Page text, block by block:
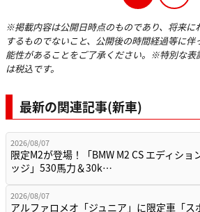
※掲載内容は公開日時点のものであり、将来に
するものでないこと、公開後の時間経過等に
能性があることをご了承ください。※特別な表
は税込です。
最新の関連記事(新車)
2026/08/07
限定M2が登場！「BMW M2 CS エディショ
ッジ」530馬力＆30k…
2026/08/07
アルファロメオ「ジュニア」に限定車「ス